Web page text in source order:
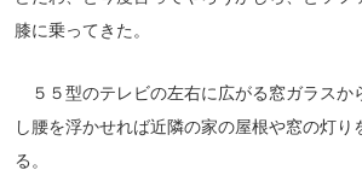
膝に乗ってきた。
５５型のテレビの左右に広がる窓ガラスか
し腰を浮かせれば近隣の家の屋根や窓の灯り
る。